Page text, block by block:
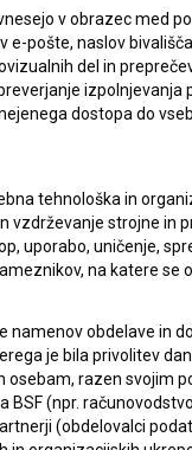
v obrazec med
pošte, naslov
del in
izpolnjevanja
dostopa do
tehnološka in
vzdrževanje strojne in
uporabo, uničenje,
na katere se
namenov obdelave in
je bila privolitev
osebam, razen svojim
(npr.
(obdelovalci